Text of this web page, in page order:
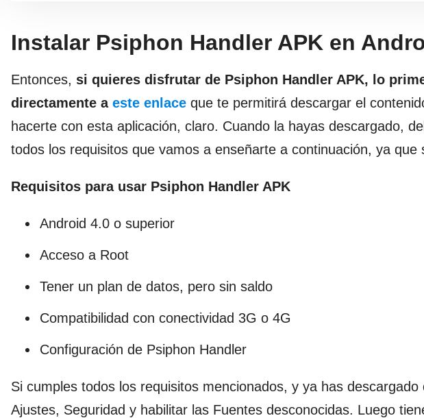
Instalar Psiphon Handler APK en
Entonces, si quieres disfrutar de Psiphon Handler APK, lo
directamente a este enlace que te permitirá descargar el
hacerte con esta aplicación, claro. Cuando la hayas descargado,
todos los requisitos que vamos a enseñarte a continuación, ya
Requisitos para usar Psiphon Handler APK
Android 4.0 o superior
Acceso a Root
Tener un plan de datos, pero sin saldo
Compatibilidad con conectividad 3G o 4G
Configuración de Psiphon Handler
Si cumples todos los requisitos mencionados, y ya has
Ajustes, Seguridad y habilitar las Fuentes desconocidas. Luego